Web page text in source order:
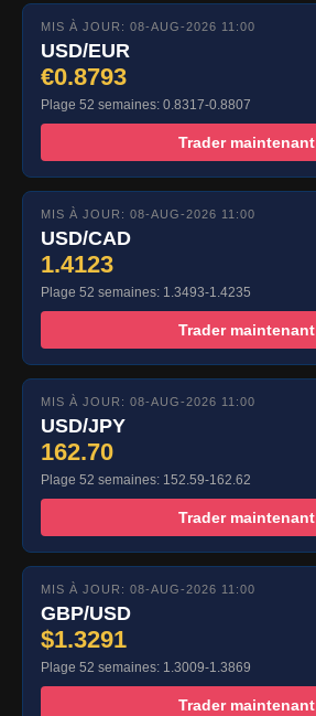
MIS À JOUR: 08-AUG-2026 11:00
USD/EUR
€0.8793
Plage 52 semaines: 0.8317-0.8807
Trader maintenant
MIS À JOUR: 08-AUG-2026 11:00
USD/CAD
1.4123
Plage 52 semaines: 1.3493-1.4235
Trader maintenant
MIS À JOUR: 08-AUG-2026 11:00
USD/JPY
162.70
Plage 52 semaines: 152.59-162.62
Trader maintenant
MIS À JOUR: 08-AUG-2026 11:00
GBP/USD
$1.3291
Plage 52 semaines: 1.3009-1.3869
Trader maintenant